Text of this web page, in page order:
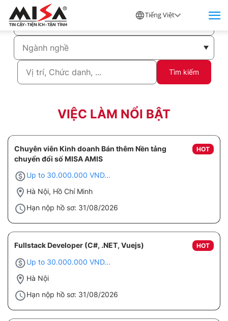
Tiếng Việt
Tìm kiếm
VIỆC LÀM NỔI BẬT
HOT
Chuyên viên Kinh doanh Bán thêm Nền tảng
chuyển đổi số MISA AMIS
Up to 30.000.000 VND...
Hà Nội, Hồ Chí Minh
Hạn nộp hồ sơ: 31/08/2026
HOT
Fullstack Developer (C#, .NET, Vuejs)
Up to 30.000.000 VND...
Hà Nội
Hạn nộp hồ sơ: 31/08/2026